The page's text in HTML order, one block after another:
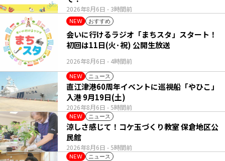
2026年8月6日 - 3時間前
NEW おすすめ
2026年8月6日 - 4時間前
会いに行けるラジオ「まちスタ」スタート！
初回は11日(火･祝) 公開生放送
NEW ニュース
2026年8月6日 - 5時間前
直江津港60周年イベントに巡視船「やひこ」
入港 9月19日(土)
NEW ニュース
2026年8月6日 - 5時間前
涼しさ感じて！コケ玉づくり教室 保倉地区公
民館
NEW ニュース